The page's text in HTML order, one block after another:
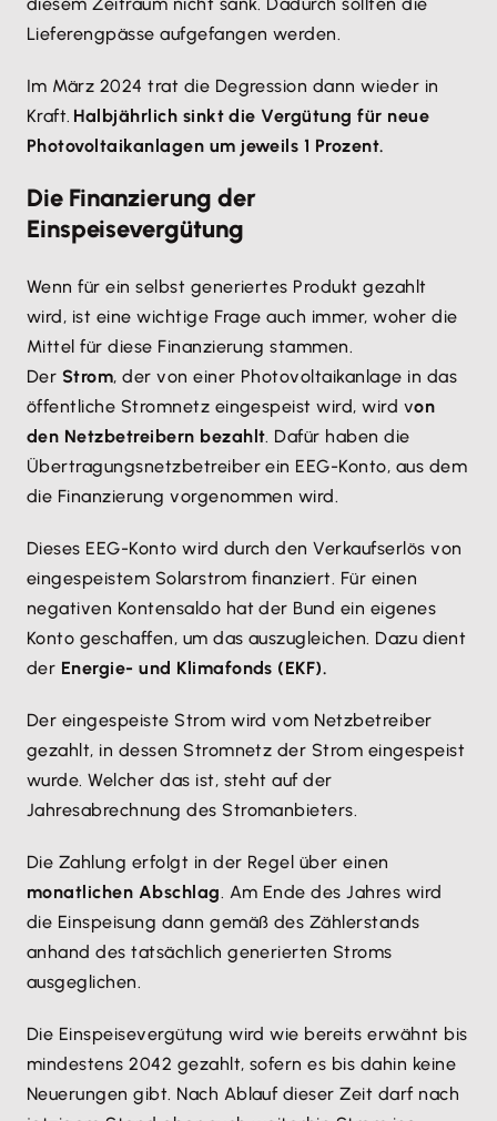
Lieferengpässe aufgefangen werden.
Im März 2024 trat die Degression dann wieder in
Kraft. Halbjährlich sinkt die Vergütung für neue
Photovoltaikanlagen um jeweils 1 Prozent.
Die Finanzierung der
Einspeisevergütung
Wenn für ein selbst generiertes Produkt gezahlt
wird, ist eine wichtige Frage auch immer, woher die
Mittel für diese Finanzierung stammen.
Der Strom, der von einer Photovoltaikanlage in das
öffentliche Stromnetz eingespeist wird, wird von
den Netzbetreibern bezahlt. Dafür haben die
Übertragungsnetzbetreiber ein EEG-Konto, aus dem
die Finanzierung vorgenommen wird.
Dieses EEG-Konto wird durch den Verkaufserlös von
eingespeistem Solarstrom finanziert. Für einen
negativen Kontensaldo hat der Bund ein eigenes
Konto geschaffen, um das auszugleichen. Dazu dient
der Energie- und Klimafonds (EKF).
Der eingespeiste Strom wird vom Netzbetreiber
gezahlt, in dessen Stromnetz der Strom eingespeist
wurde. Welcher das ist, steht auf der
Jahresabrechnung des Stromanbieters.
Die Zahlung erfolgt in der Regel über einen
monatlichen Abschlag. Am Ende des Jahres wird
die Einspeisung dann gemäß des Zählerstands
anhand des tatsächlich generierten Stroms
ausgeglichen.
Die Einspeisevergütung wird wie bereits erwähnt bis
mindestens 2042 gezahlt, sofern es bis dahin keine
Neuerungen gibt. Nach Ablauf dieser Zeit darf nach